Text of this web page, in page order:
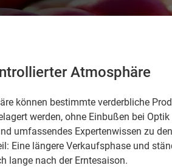
Atmosphäre
können bestimmte verderbliche
werden, ohne Einbußen bei
umfassendes Expertenwissen zu
Eine längere Verkaufsphase und
lange nach der Erntesaison.